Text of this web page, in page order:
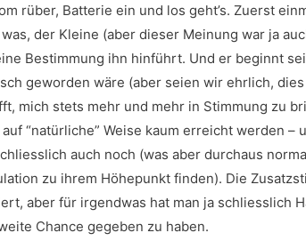
rüber, Batterie ein und los geht’s. Zuerst
der Kleine (aber dieser Meinung war ja
Bestimmung ihn hinführt. Und er beginnt
geworden wäre (aber seien wir ehrlich,
mich stets mehr und mehr in Stimmung zu
“natürliche” Weise kaum erreicht werden
auch noch (was aber durchaus
zu ihrem Höhepunkt finden). Die
aber für irgendwas hat man ja schliesslich
Chance gegeben zu haben.